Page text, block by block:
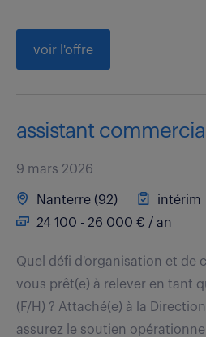
voir l'offre
assistant
9 mars 2026
Nanterre (92) intérim
24 100 - 26 000 € / an
Quel défi d'organisation et de
vous prêt(e) à relever en tant
(F/H) ? Attaché(e) à la
assurez le soutien